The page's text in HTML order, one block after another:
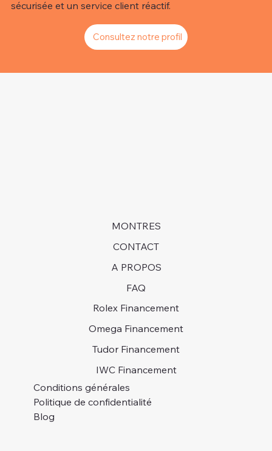
sécurisée et un service client réactif.
Consultez notre profil
MONTRES
CONTACT
A PROPOS
FAQ
Rolex Financement
Omega Financement
Tudor Financement
IWC Financement
Conditions générales
Politique de confidentialité
Blog